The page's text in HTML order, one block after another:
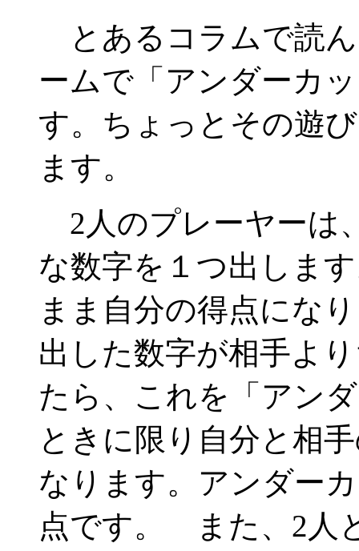
とあるコラムで読
ームで「アンダーカ
す。ちょっとその遊
ます。
2人のプレーヤーは
な数字を１つ出しま
まま自分の得点にな
出した数字が相手よ
たら、これを「アン
ときに限り自分と相
なります。アンダー
点です。 また、2人